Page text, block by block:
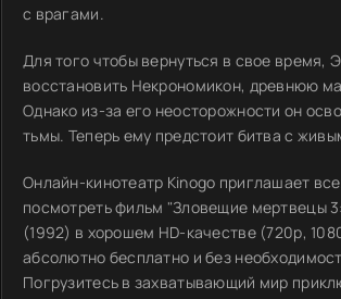
с врагами.
Для того чтобы вернуться в свое время,
восстановить Некрономикон, древнюю
Однако из-за его неосторожности он
тьмы. Теперь ему предстоит битва с
Онлайн-кинотеатр Kinogo приглашает
посмотреть фильм "Зловещие мертвецы
(1992) в хорошем HD-качестве (720p,
абсолютно бесплатно и без
Погрузитесь в захватывающий мир